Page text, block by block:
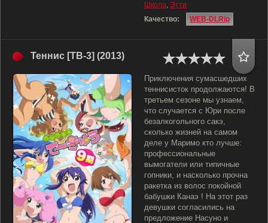
Школа, Этти
Качество:
WEB-DLRip
Теннис [ТВ-3] (2013)
Приключения сумасшедших
теннисисток продолжаются! В
третьем сезоне мы узнаем,
что случается с Юри после
безалкогольного сакэ,
сколько жизней на самом
деле у Маримо кто лучше:
профессиональные
вымогатели или типичные
гопники, и насколько прочна
ракетка из волос покойной
бабушки Канаэ ! На этот раз
девушки согласились на
предложение Насуно и